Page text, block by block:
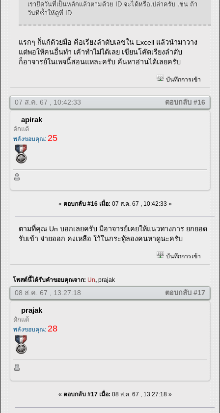
เรายึดวันที่เป็นหลักแล้วตามด้วย ID จะได้หรือเปล่าครับ เช่น ถ้า
วันที่ซ้ำให้ดูที่ ID
แรกๆ ก็แก้ด้วยมือ คือเรียงลำดับเลขใน Excell แล้วนำมาวาง
แต่พอให้คนอื่นทำ เค้าทำไม่ได้เลย เขียนโค๊ตเรียงลำดับ
ก็อาจารย์ในเพจนี้สอนแหละครับ ค้นหาอ่านได้เลยครับ
บันทึกการเข้า
07 ส.ค. 67 , 10:42:33 ตอบกลับ #16
apirak
ดักแด้
พลังขอบคุณ: 25
« ตอบกลับ #16 เมื่อ: 07 ส.ค. 67 , 10:42:33 »
ตามที่คุณ Un บอกเลยครับ มีอาจารย์เคยให้แนวทางการ ยกยอด
รับเข้า จ่ายออก คงเหลือ ใว้ในกระทู้ลองคนหาดูนะครับ
บันทึกการเข้า
โพสต์นี้ได้รับคำขอบคุณจาก: Un, prajak
08 ส.ค. 67 , 13:27:18 ตอบกลับ #17
prajak
ดักแด้
พลังขอบคุณ: 28
« ตอบกลับ #17 เมื่อ: 08 ส.ค. 67 , 13:27:18 »